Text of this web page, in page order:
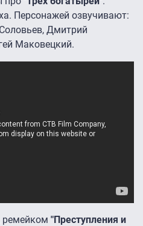
Персонажей озвучивают:
Дмитрий
Маковецкий.
ремейком "Преступления и